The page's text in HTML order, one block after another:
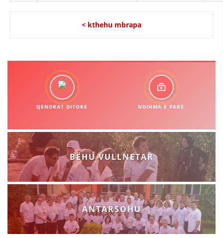
< kthehu mbrapa
QENDRAT DITORE NDIHMA E PARË
BËHU VULLNETAR
ANTARSOHU